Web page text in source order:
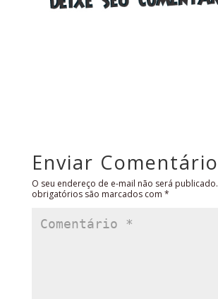
Enviar Comentário
O seu endereço de e-mail não será publicado.
obrigatórios são marcados com *